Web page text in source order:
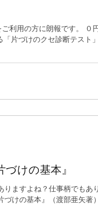
利用の方に朗報です。 ０
片づけのクセ診断テスト
けの基本』
ますよね？仕事柄でもあ
けの基本』（渡部亜矢著